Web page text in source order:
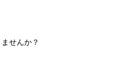
せんか？